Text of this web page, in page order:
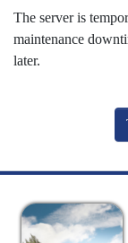
The server is
maintenance
later.